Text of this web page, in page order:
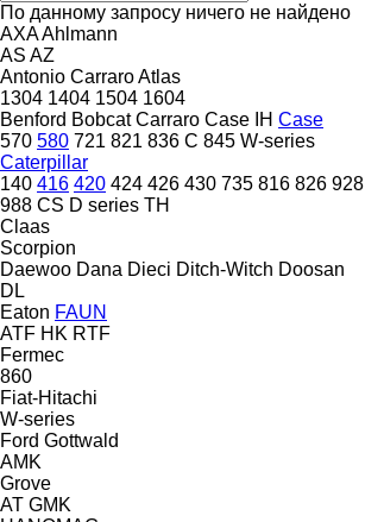
По данному запросу ничего не найдено
AXAAhlmann
AS AZ
Antonio CarraroAtlas
1304 1404 1504 1604
Benford Bobcat Carraro Case IH Case
570 580 721 821 836 C 845 W-series
Caterpillar
140 416 420 424 426 430 735 816 826 928
988 CS D series TH
Claas
Scorpion
Daewoo Dana Dieci Ditch-Witch Doosan
DL
Eaton FAUN
ATF HK RTF
Fermec
860
Fiat-Hitachi
W-series
Ford Gottwald
AMK
Grove
AT GMK